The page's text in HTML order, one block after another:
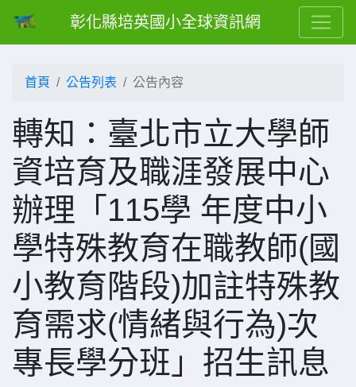
彰化縣培英國小全球資訊網
首頁 公告列表 公告內容
轉知：臺北市立大學師
資培育及職涯發展中心
辦理「115學 年度中小
學特殊教育在職教師(國
小教育階段)加註特殊教
育需求(情緒與行為)次
專長學分班」招生訊息